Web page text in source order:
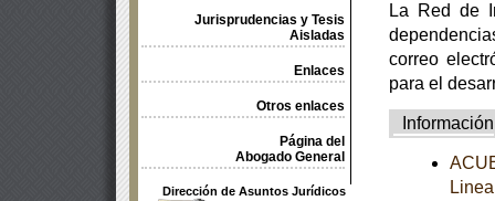
Jurisprudencias y Tesis
Aisladas
Enlaces
Otros enlaces
Página del
Abogado General
Dirección de Asuntos Jurídicos
La Red de
correo
para el
Información